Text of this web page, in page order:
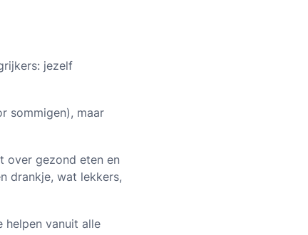
jezelf
sommigen), maar
over gezond eten en
drankje, wat lekkers,
helpen vanuit alle